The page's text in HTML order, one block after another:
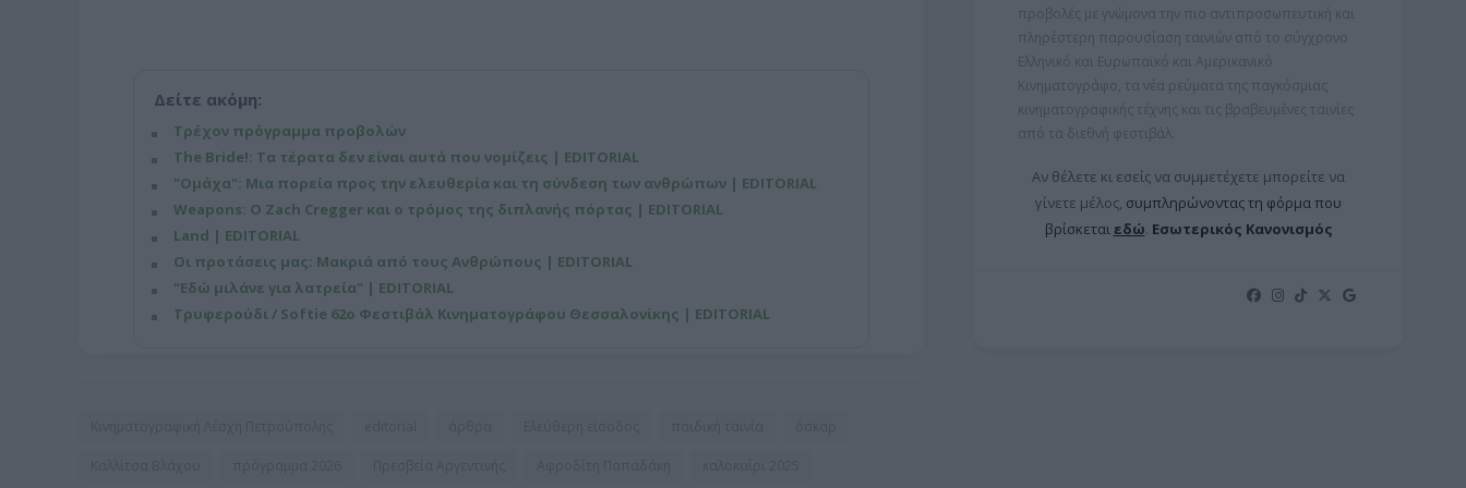
Δείτε ακόμη:
Τρέχον πρόγραμμα προβολών
The Bride!: Τα τέρατα δεν είναι αυτά που νομίζεις | EDITORIAL
"Ομάχα": Μια πορεία προς την ελευθερία και τη σύνδεση των ανθρώπων | EDITORIAL
Weapons: Ο Zach Cregger και ο τρόμος της διπλανής πόρτας | EDITORIAL
Land | EDITORIAL
Οι προτάσεις μας: Μακριά από τους Ανθρώπους | EDITORIAL
"Εδώ μιλάνε για λατρεία" | EDITORIAL
Τρυφερούδι / Softie 62ο Φεστιβάλ Κινηματογράφου Θεσσαλονίκης | EDITORIAL
προβολές με γνώμονα την πιο αντιπροσωπευτική και
πληρέστερη παρουσίαση ταινιών από το σύγχρονο
Ελληνικό και Ευρωπαϊκό και Αμερικανικό
Κινηματογράφο, τα νέα ρεύματα της παγκόσμιας
κινηματογραφικής τέχνης και τις βραβευμένες ταινίες
από τα διεθνή φεστιβάλ.
Αν θέλετε κι εσείς να συμμετέχετε μπορείτε να
γίνετε μέλος, συμπληρώνοντας τη φόρμα που
βρίσκεταιεδώ. Εσωτερικός Κανονισμός